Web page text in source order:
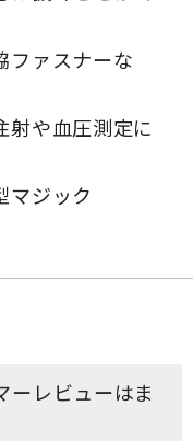
ファスナーな
や血圧測定に
マジック
ーレビューはま